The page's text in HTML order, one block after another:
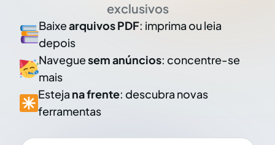
exclusivos
Baixearquivos PDF: imprima ou leia
depois
Naveguesem anúncios: concentre-se
mais
Esteja na frente: descubra novas
ferramentas